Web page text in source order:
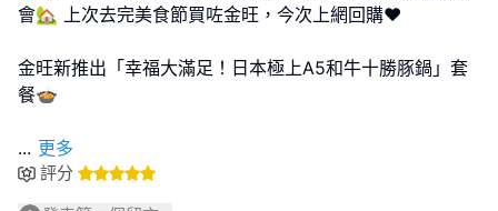
會🏡 上次去完美食節買咗金旺，今次上網回購❤️
金旺新推出「幸福大滿足！日本極上A5和牛十勝豚鍋」套
餐🍲
... 更多
評分